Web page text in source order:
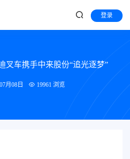
登录
叉车携手中来股份“追光逐梦”
月08日 19961 浏览